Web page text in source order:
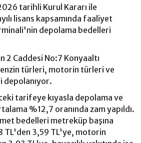
tarihli Kurul Kararı ile
lisans kapsamında faaliyet
depolama bedelleri
2 Caddesi No:7 Konyaaltı
türleri, motorin türleri ve
depolanıyor.
tarifeye kıyasla depolama ve
%12,7 oranında zam yapıldı.
bedelleri metreküp başına
TL'den 3,59 TL'ye, motorin